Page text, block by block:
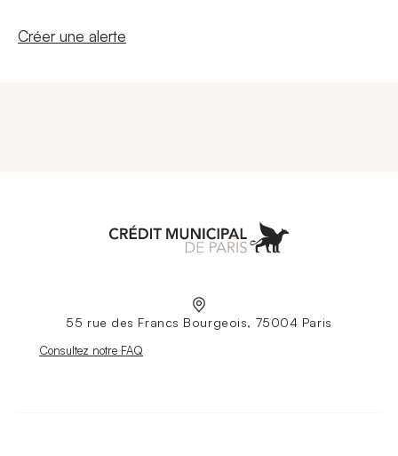
Nouvelle fenêtre
Créer une alerte
55 rue des Francs Bourgeois, 75004 Paris
Nouvelle fenêtre
Consultez notre FAQ